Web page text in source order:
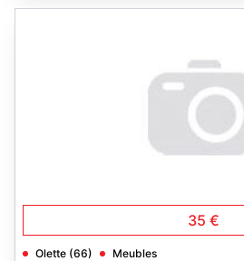
35 €
Olette (66) Meubles